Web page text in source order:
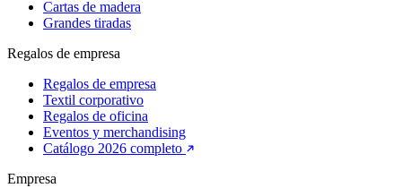
Cartas de madera
Grandes tiradas
Regalos de empresa
Regalos de empresa
Textil corporativo
Regalos de oficina
Eventos y merchandising
Catálogo 2026 completo
Empresa